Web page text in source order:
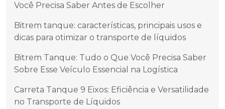
Você Precisa Saber Antes de Escolher
Bitrem tanque: características, principais usos e
dicas para otimizar o transporte de líquidos
Bitrem Tanque: Tudo o Que Você Precisa Saber
Sobre Esse Veículo Essencial na Logística
Carreta Tanque 9 Eixos: Eficiência e Versatilidade
no Transporte de Líquidos